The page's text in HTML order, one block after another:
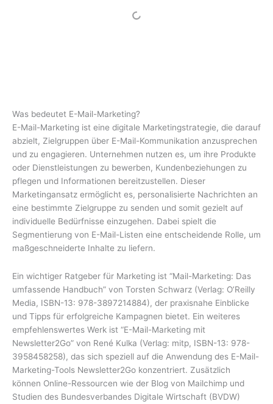
Was bedeutet E-Mail-Marketing?
E-Mail-Marketing ist eine digitale Marketingstrategie, die darauf
abzielt, Zielgruppen über E-Mail-Kommunikation anzusprechen
und zu engagieren. Unternehmen nutzen es, um ihre Produkte
oder Dienstleistungen zu bewerben, Kundenbeziehungen zu
pflegen und Informationen bereitzustellen. Dieser
Marketingansatz ermöglicht es, personalisierte Nachrichten an
eine bestimmte Zielgruppe zu senden und somit gezielt auf
individuelle Bedürfnisse einzugehen. Dabei spielt die
Segmentierung von E-Mail-Listen eine entscheidende Rolle, um
maßgeschneiderte Inhalte zu liefern.
Ein wichtiger Ratgeber für Marketing ist “Mail-Marketing: Das
umfassende Handbuch” von Torsten Schwarz (Verlag: O’Reilly
Media, ISBN-13: 978-3897214884), der praxisnahe Einblicke
und Tipps für erfolgreiche Kampagnen bietet. Ein weiteres
empfehlenswertes Werk ist “E-Mail-Marketing mit
Newsletter2Go” von René Kulka (Verlag: mitp, ISBN-13: 978-
3958458258), das sich speziell auf die Anwendung des E-Mail-
Marketing-Tools Newsletter2Go konzentriert. Zusätzlich
können Online-Ressourcen wie der Blog von Mailchimp und
Studien des Bundesverbandes Digitale Wirtschaft (BVDW)